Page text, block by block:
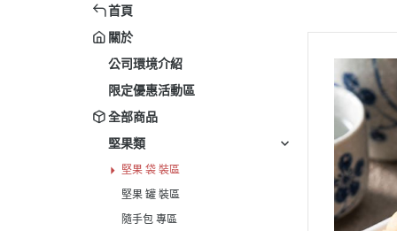
首頁
關於
公司環境介紹
限定優惠活動區
全部商品
堅果類
堅果 袋 裝區
堅果 罐 裝區
隨手包 專區